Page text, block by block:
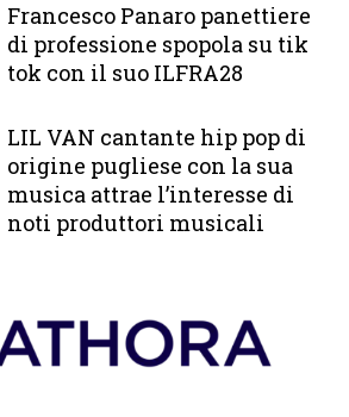
Francesco Panaro panettiere
di professione spopola su tik
tok con il suo ILFRA28
LIL VAN cantante hip pop di
origine pugliese con la sua
musica attrae l’interesse di
noti produttori musicali